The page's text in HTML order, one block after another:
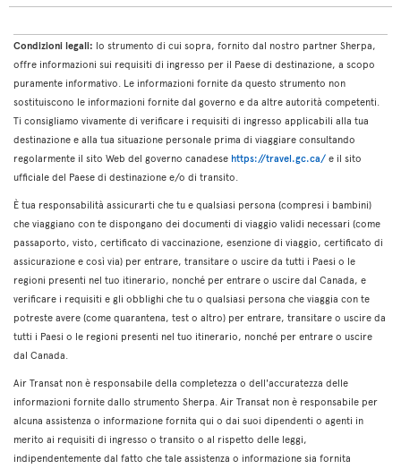
Condizioni legali: lo strumento di cui sopra, fornito dal nostro partner Sherpa,
offre informazioni sui requisiti di ingresso per il Paese di destinazione, a scopo
puramente informativo. Le informazioni fornite da questo strumento non
sostituiscono le informazioni fornite dal governo e da altre autorità competenti.
Ti consigliamo vivamente di verificare i requisiti di ingresso applicabili alla tua
destinazione e alla tua situazione personale prima di viaggiare consultando
regolarmente il sito Web del governo canadese https://travel.gc.ca/ e il sito
ufficiale del Paese di destinazione e/o di transito.
È tua responsabilità assicurarti che tu e qualsiasi persona (compresi i bambini)
che viaggiano con te dispongano dei documenti di viaggio validi necessari (come
passaporto, visto, certificato di vaccinazione, esenzione di viaggio, certificato di
assicurazione e così via) per entrare, transitare o uscire da tutti i Paesi o le
regioni presenti nel tuo itinerario, nonché per entrare o uscire dal Canada, e
verificare i requisiti e gli obblighi che tu o qualsiasi persona che viaggia con te
potreste avere (come quarantena, test o altro) per entrare, transitare o uscire da
tutti i Paesi o le regioni presenti nel tuo itinerario, nonché per entrare o uscire
dal Canada.
Air Transat non è responsabile della completezza o dell'accuratezza delle
informazioni fornite dallo strumento Sherpa. Air Transat non è responsabile per
alcuna assistenza o informazione fornita qui o dai suoi dipendenti o agenti in
merito ai requisiti di ingresso o transito o al rispetto delle leggi,
indipendentemente dal fatto che tale assistenza o informazione sia fornita